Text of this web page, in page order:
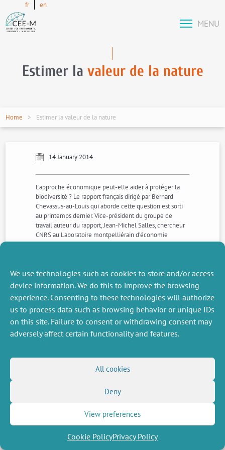
We use technologies such as cookies to store and/or access
device information. We do this to improve the browsing
experience. Consenting to these technologies will authorize
us to process data such as browsing behavior or unique IDs
on this site. Failure to consent or withdrawing consent may
adversely affect certain functionality and features.
All cookies
Deny
View preferences
Cookie PolicyPrivacy Policy
fr en
MENU
Estimer la valeur de la nature
Home Estimer la valeur de la nature
14 January 2014
L’approche économique peut-elle aider à protéger la
biodiversité ? Le rapport français dirigé par Bernard
Chevassus-au-Louis qui aborde cette question est sorti
au printemps dernier. Vice-président du groupe de
travail auteur du rapport, Jean-Michel Salles, chercheur
CNRS au Laboratoire montpelliérain d’économie
théorique et appliquée (Lameta), nous en explique les
NEXT
PREVIOUS
MISCELLANEOUS
Job offers
FOLLOW US
RSS Feed
(Twitter)
Newsletter subscription